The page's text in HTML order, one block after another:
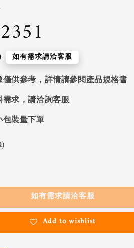
如有需求請洽客服
僅供參考，詳情請參閱產品規格書
需求，請洽詢客服
包裝量下單
如有需求請洽客服
Add to wishlist